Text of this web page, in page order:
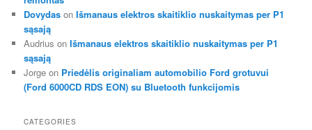
Dovydas onIšmanaus elektros skaitiklio nuskaitymas per P1
sąsają
Audrius onIšmanaus elektros skaitiklio nuskaitymas per P1
sąsają
Jorge on Priedėlis originaliam automobilio Ford grotuvui
(Ford 6000CD RDS EON) su Bluetooth funkcijomis
CATEGORIES